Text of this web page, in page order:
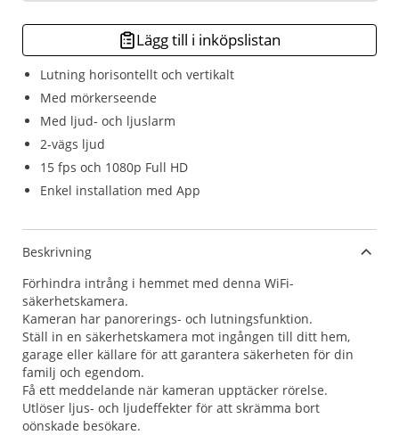
Lutning horisontellt och vertikalt
Med mörkerseende
Med ljud- och ljuslarm
2-vägs ljud
15 fps och 1080p Full HD
Enkel installation med App
Lägg till i inköpslistan
Beskrivning
Förhindra intrång i hemmet med denna WiFi-
säkerhetskamera.
Kameran har panorerings- och lutningsfunktion.
Ställ in en säkerhetskamera mot ingången till ditt hem,
garage eller källare för att garantera säkerheten för din
familj och egendom.
Få ett meddelande när kameran upptäcker rörelse.
Utlöser ljus- och ljudeffekter för att skrämma bort
oönskade besökare.